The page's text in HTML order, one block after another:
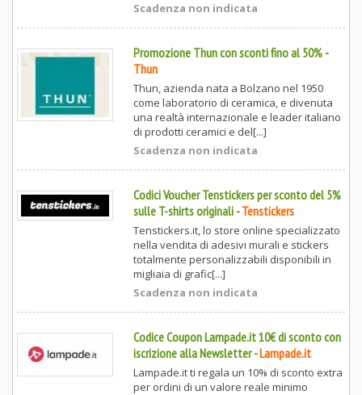
Scadenza non indicata
Promozione Thun con sconti fino al 50%-
Thun
Thun, azienda nata a Bolzano nel 1950
come laboratorio di ceramica, e divenuta
una realtà internazionale e leader italiano
di prodotti ceramici e del[...]
Scadenza non indicata
Codici Voucher Tenstickers per sconto del 5%
sulle T-shirts originali -Tenstickers
Tenstickers.it, lo store online specializzato
nella vendita di adesivi murali e stickers
totalmente personalizzabili disponibili in
migliaia di grafic[...]
Scadenza non indicata
Codice Coupon Lampade.it 10€ di sconto con
iscrizione alla Newsletter-Lampade.it
Lampade.it ti regala un 10% di sconto extra
per ordini di un valore reale minimo